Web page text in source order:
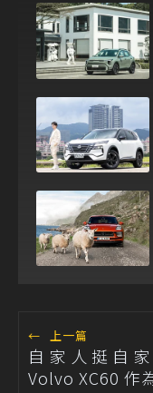
← 上一篇
自家人挺自
Volvo XC60 作